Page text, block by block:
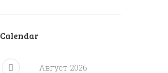
Calendar
Август 2026